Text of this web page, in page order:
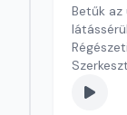
Betűk